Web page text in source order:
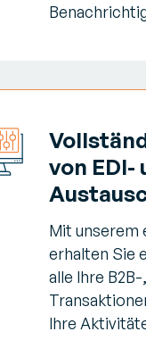
von EDI-
Mit unserem
erhalten Sie
alle Ihre
Ihre